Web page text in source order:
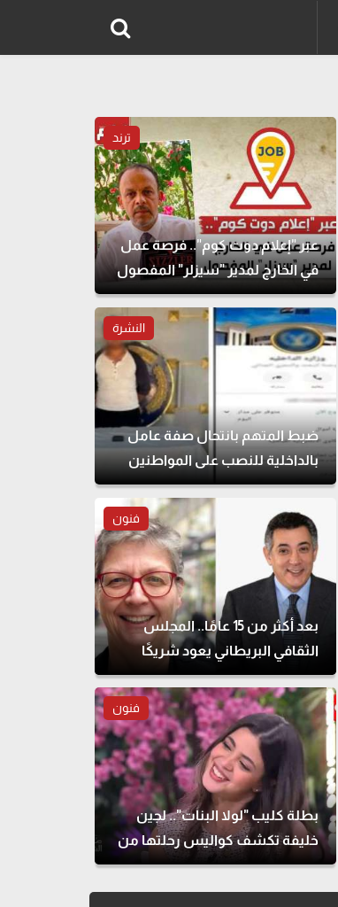
ترند
عبر "إعلام دوت كوم".. فرصة عمل
في الخارج لمدير "سيزلر" المفصول
النشرة
ضبط المتهم بانتحال صفة عامل
بالداخلية للنصب على المواطنين
فنون
بعد أكثر من 15 عامًا.. المجلس
الثقافي البريطاني يعود شريكًا
لمهرجان القاهرة للمسرح التجريبي
فنون
بطلة كليب "لولا البنات".. لجين
خليفة تكشف كواليس رحلتها من
الطب للتمثيل